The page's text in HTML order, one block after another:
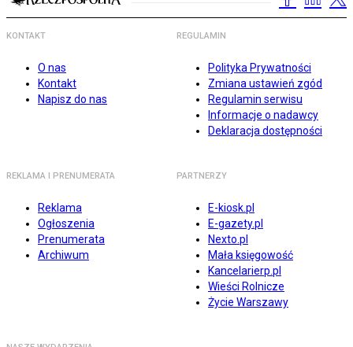
KONTAKT
O nas
Kontakt
Napisz do nas
REGULAMIN
Polityka Prywatności
Zmiana ustawień zgód
Regulamin serwisu
Informacje o nadawcy
Deklaracja dostępności
REKLAMA I PRENUMERATA
Reklama
Ogłoszenia
Prenumerata
Archiwum
PARTNERZY
E-kiosk.pl
E-gazety.pl
Nexto.pl
Mała księgowość
Kancelarierp.pl
Wieści Rolnicze
Życie Warszawy